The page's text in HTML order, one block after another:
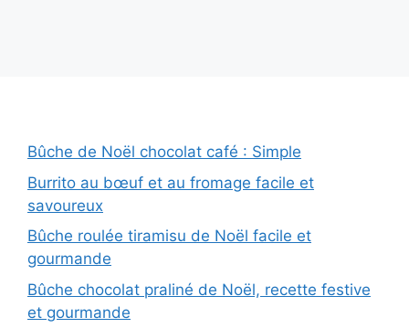
Bûche de Noël chocolat café : Simple
Burrito au bœuf et au fromage facile et
savoureux
Bûche roulée tiramisu de Noël facile et
gourmande
Bûche chocolat praliné de Noël, recette festive
et gourmande